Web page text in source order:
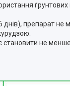
препарат не
не менше